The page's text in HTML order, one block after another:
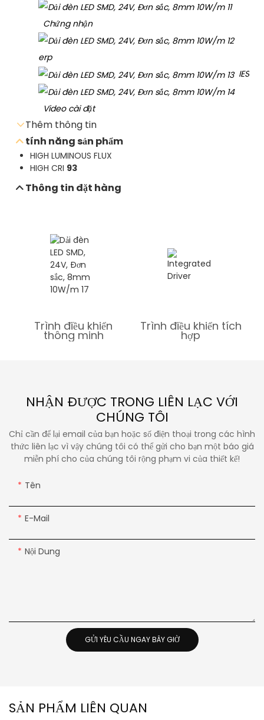
Chứng nhận
erp
IES
Video cài đặt
Thêm thông tin
Gửi email yêu cầu
Tải xuống bảng dữ liệu
tính năng sản phẩm
HIGH LUMINOUS FLUX
HIGH CRI 93
Thông tin đặt hàng
Trình điều khiển
thông minh
Trình điều khiển tích
hợp
NHẬN ĐƯỢC TRONG LIÊN LẠC VỚI
CHÚNG TÔI
Chỉ cần để lại email của bạn hoặc số điện thoại trong các hình
thức liên lạc vì vậy chúng tôi có thể gửi cho bạn một báo giá
miễn phí cho của chúng tôi rộng phạm vi của thiết kế!
Tên
E-Mail
Nội Dung
GỬI YÊU CẦU NGAY BÂY GIỜ
SẢN PHẨM LIÊN QUAN